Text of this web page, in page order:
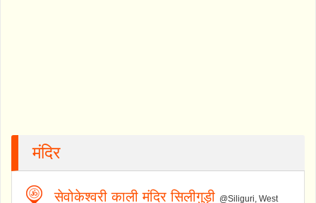
मंदिर
सेवोकेश्वरी काली मंदिर सिलीगुड़ी @Siliguri, West